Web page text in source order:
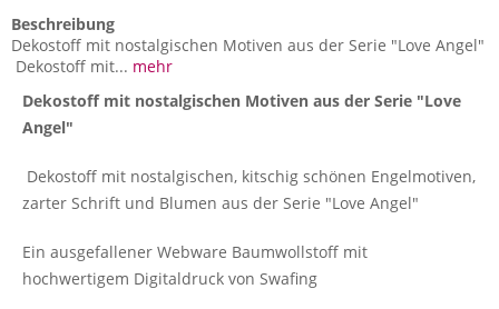
Beschreibung
Dekostoff mit nostalgischen Motiven aus der Serie "Love Angel"
Dekostoff mit... mehr
Dekostoff mit nostalgischen Motiven aus der Serie "Love
Angel"
Dekostoff mit nostalgischen, kitschig schönen Engelmotiven,
zarter Schrift und Blumen aus der Serie "Love Angel"
Ein ausgefallener Webware Baumwollstoff mit
hochwertigem Digitaldruck von Swafing